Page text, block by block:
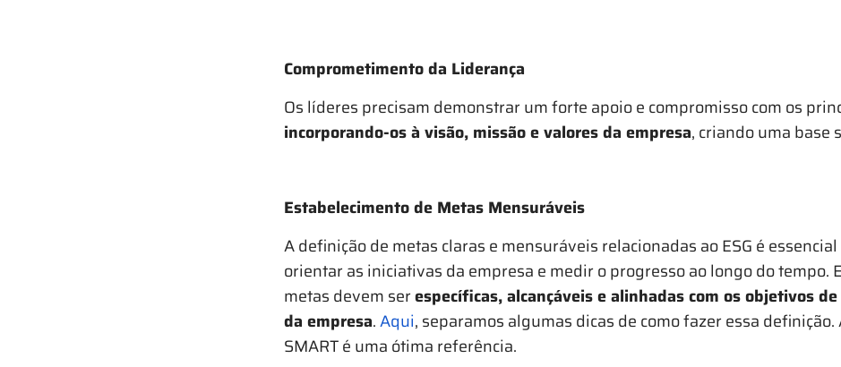
Comprometimento da Liderança
Os líderes precisam demonstrar um forte apoio e compromisso com os
incorporando-os à visão, missão e valores da empresa, criando uma base
Estabelecimento de Metas Mensuráveis
A definição de metas claras e mensuráveis relacionadas ao ESG é
orientar as iniciativas da empresa e medir o progresso ao longo do tempo.
metas devem serespecíficas, alcançáveis e alinhadas com os objetivos
da empresa.Aqui, separamos algumas dicas de como fazer essa definição.
SMART é uma ótima referência.